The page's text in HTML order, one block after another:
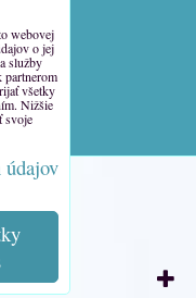
webovej
o jej
služby
partnerom
všetky
Nižšie
svoje
údajov